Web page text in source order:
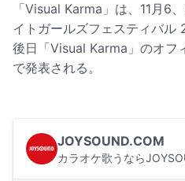
「Visual Karma」は、11月6
イトガールズフェスティバル
後日「Visual Karma」のオフ
で発表される。
JOYSOUND.COM
カラオケ歌うなら